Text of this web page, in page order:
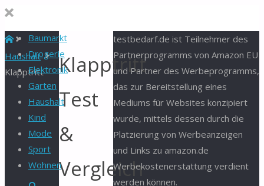
Baumarkt
Drogerie
Elektronik
Garten
Haushalt
Kind
Mode
Sport
Wohnen
Start
Haushalt
Klapptritt
Klapptritt
Test
&
Vergleich
testbedarf.de ist Teilnehmer des
Partnerprogramms von Amazon EU
und Partner des Werbeprogramms,
das zur Bereitstellung eines
Mediums für Websites konzipiert
wurde, mittels dessen durch die
Platzierung von Werbeanzeigen
und Links zu amazon.de
Werbekostenerstattung verdient
werden können.